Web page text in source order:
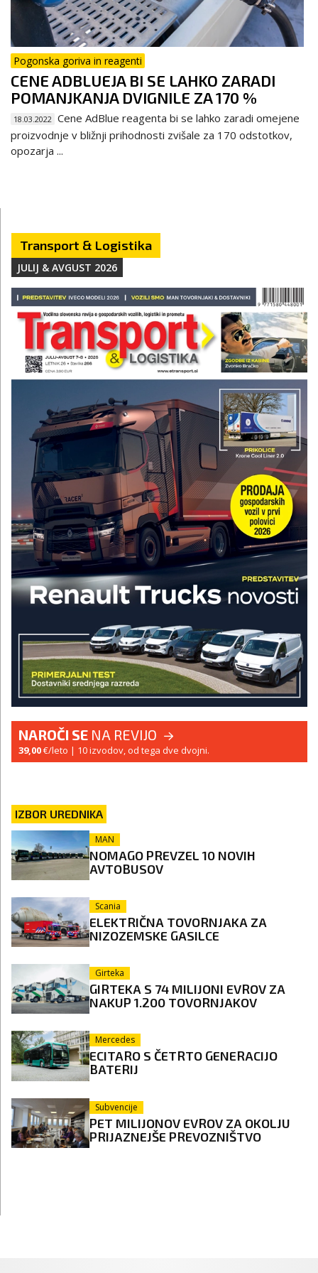
Pogonska goriva in reagenti
CENE ADBLUEJA BI SE LAHKO ZARADI
POMANJKANJA DVIGNILE ZA 170 %
18.03.2022 Cene AdBlue reagenta bi se lahko zaradi omejene
proizvodnje v bližnji prihodnosti zvišale za 170 odstotkov,
opozarja ...
Transport & Logistika
JULIJ & AVGUST 2026
NAROČI SE NA REVIJO
39,00€/leto | 10 izvodov, od tega dve dvojni.
IZBOR UREDNIKA
MAN
NOMAGO PREVZEL 10 NOVIH
AVTOBUSOV
Scania
ELEKTRIČNA TOVORNJAKA ZA
NIZOZEMSKE GASILCE
Girteka
GIRTEKA S 74 MILIJONI EVROV ZA
NAKUP 1.200 TOVORNJAKOV
Mercedes
ECITARO S ČETRTO GENERACIJO
BATERIJ
Subvencije
PET MILIJONOV EVROV ZA OKOLJU
PRIJAZNEJŠE PREVOZNIŠTVO